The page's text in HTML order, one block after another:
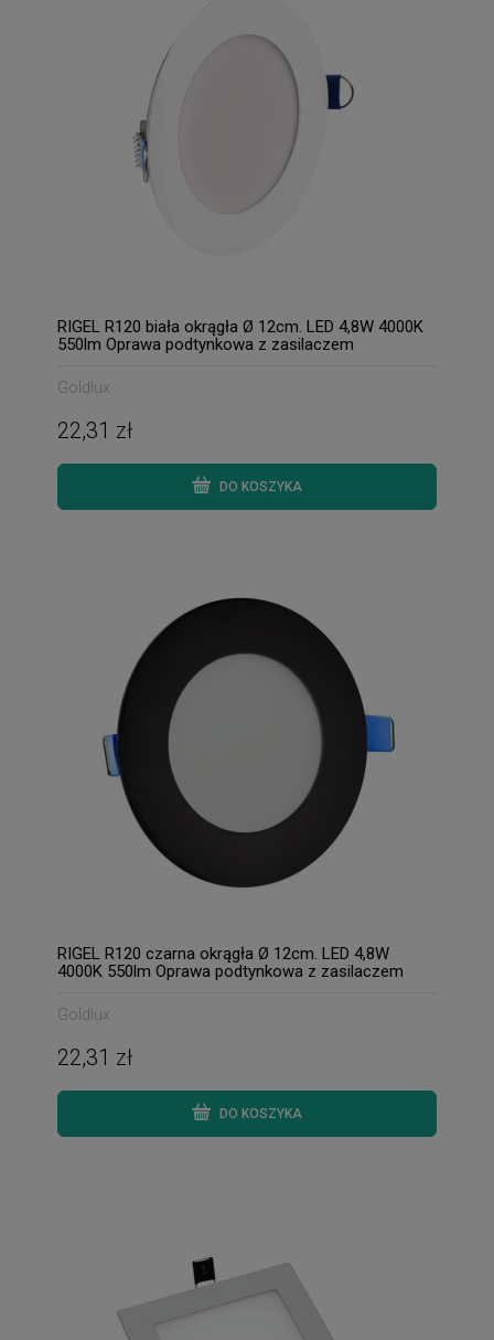
RIGEL R120 biała okrągła Ø 12cm. LED 4,8W 4000K
550lm Oprawa podtynkowa z zasilaczem
Goldlux
22,31 zł
DO KOSZYKA
RIGEL R120 czarna okrągła Ø 12cm. LED 4,8W
4000K 550lm Oprawa podtynkowa z zasilaczem
Goldlux
22,31 zł
DO KOSZYKA